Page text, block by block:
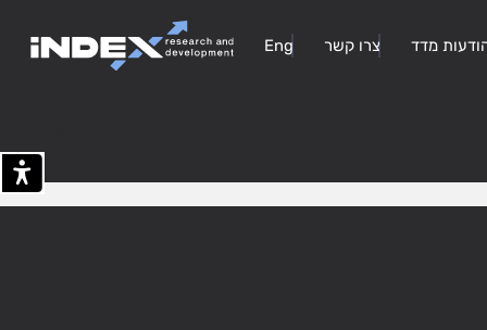
מדד צרו קשר Eng